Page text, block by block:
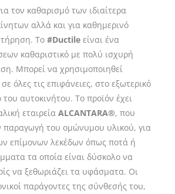
τον καθαρισμό των ιδιαίτερα
αλλά και για καθημερινό
Το #Ductileείναι ένα
καθαριστικό με πολύ ισχυρή
Μπορεί να χρησιμοποιηθεί
όλες τις επιφάνειες, στο εξωτερικό
του αυτοκινήτου. Το προϊόν έχει
εταιρεία ALCANTARA®, που
παραγωγή του ομώνυμου υλικού, για
επίμονων λεκέδων όπως ποτά ή
τα οποία είναι δύσκολο να
να ξεθωριάζει τα υφάσματα. Οι
παράγοντες της σύνθεσής του,